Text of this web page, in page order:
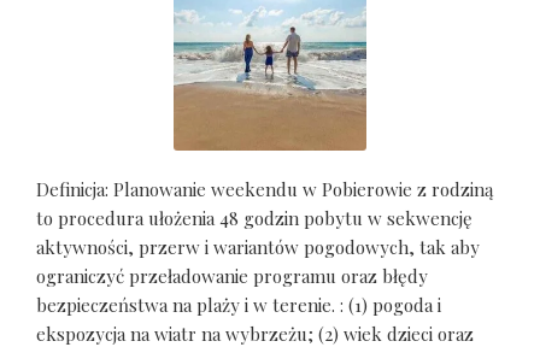
Definicja: Planowanie weekendu w Pobierowie z rodziną
to procedura ułożenia 48 godzin pobytu w sekwencję
aktywności, przerw i wariantów pogodowych, tak aby
ograniczyć przeładowanie programu oraz błędy
bezpieczeństwa na plaży i w terenie. : (1) pogoda i
ekspozycja na wiatr na wybrzeżu; (2) wiek dzieci oraz